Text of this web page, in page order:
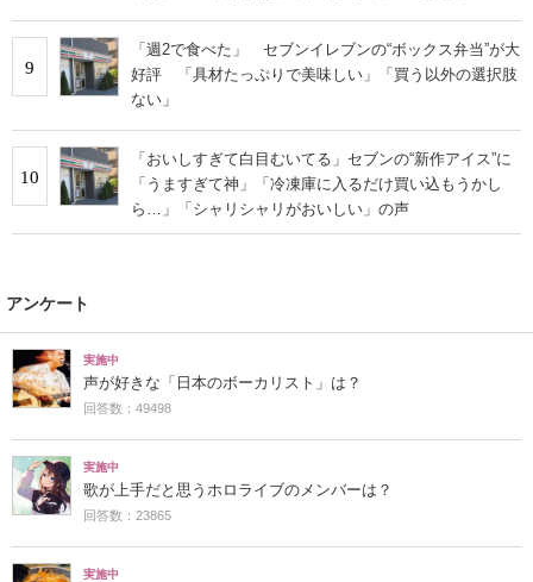
9
「週2で食べた」 セブンイレブンの“ボックス弁当”が大
好評 「具材たっぷりで美味しい」「買う以外の選択肢
ない」
10
「おいしすぎて白目むいてる」セブンの“新作アイス”に
「うますぎて神」「冷凍庫に入るだけ買い込もうかし
ら…」「シャリシャリがおいしい」の声
アンケート
実施中
声が好きな「日本のボーカリスト」は？
回答数：49498
実施中
歌が上手だと思うホロライブのメンバーは？
回答数：23865
実施中